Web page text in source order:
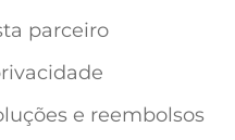
parceiro
e reembolsos